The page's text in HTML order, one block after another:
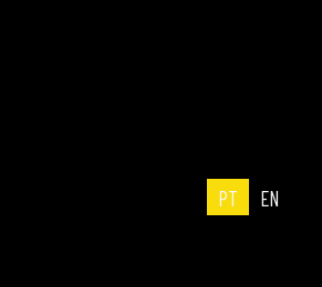
PT EN